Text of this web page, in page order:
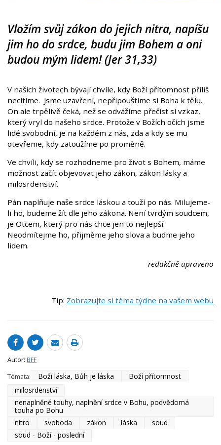
Vložím svůj zákon do jejich nitra, napíšu
jim ho do srdce, budu jim Bohem a oni
budou mým lidem! (Jer 31,33)
V našich životech bývají chvíle, kdy Boží přítomnost příliš
necítíme. Jsme uzavření, nepřipouštíme si Boha k tělu.
On ale trpělivě čeká, než se odvážíme přečíst si vzkaz,
který vryl do našeho srdce. Protože v Božích očích jsme
lidé svobodní, je na každém z nás, zda a kdy se mu
otevřeme, kdy zatoužíme po proměně.
Ve chvíli, kdy se rozhodneme pro život s Bohem, máme
možnost začít objevovat jeho zákon, zákon lásky a
milosrdenství.
Pán naplňuje naše srdce láskou a touží po nás. Milujeme-
li ho, budeme žít dle jeho zákona. Není tvrdým soudcem,
je Otcem, který pro nás chce jen to nejlepší.
Neodmítejme ho, přijměme jeho slova a buďme jeho
lidem.
redakčně upraveno
Tip: Zobrazujte si téma týdne na vašem webu
Autor: BFF
Témata:
Boží láska, Bůh je láska
Boží přítomnost
milosrdenství
nenaplněné touhy, naplnění srdce v Bohu, podvědomá
touha po Bohu
nitro
svoboda zákon láska
soud
soud - Boží - poslední